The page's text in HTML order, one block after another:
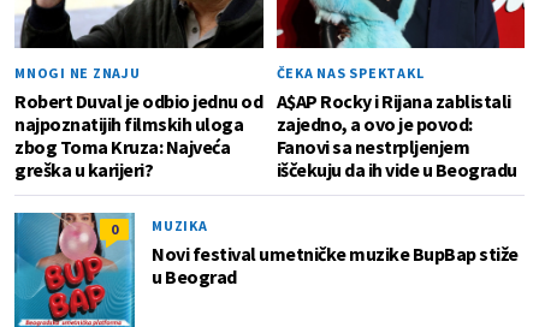
MNOGI NE ZNAJU
Robert Duval je odbio jednu od
najpoznatijih filmskih uloga
zbog Toma Kruza: Najveća
greška u karijeri?
ČEKA NAS SPEKTAKL
A$AP Rocky i Rijana zablistali
zajedno, a ovo je povod:
Fanovi sa nestrpljenjem
iščekuju da ih vide u Beogradu
0 MUZIKA
Novi festival umetničke muzike BupBap stiže
u Beograd